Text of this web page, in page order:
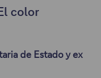
color
de Estado y ex